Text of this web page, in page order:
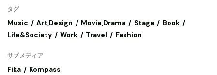
タグ
Music Art,Design Movie,Drama Stage
Book
Life&Society
Work Travel Fashion
サブメディア
Fika Kompass